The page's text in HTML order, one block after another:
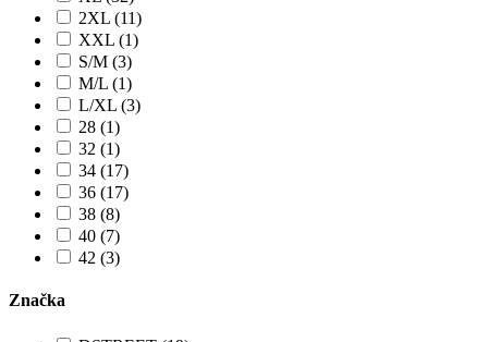
2XL (11)
XXL (1)
S/M (3)
M/L (1)
L/XL (3)
28 (1)
32 (1)
34 (17)
36 (17)
38 (8)
40 (7)
42 (3)
Značka